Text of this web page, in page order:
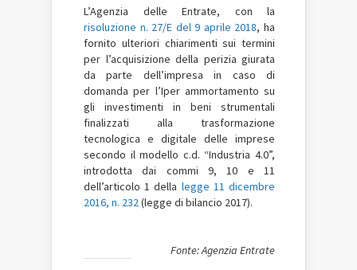
L’Agenzia delle Entrate, con la
risoluzione n. 27/E del 9 aprile 2018, ha
fornito ulteriori chiarimenti sui termini
per l’acquisizione della perizia giurata
da parte dell’impresa in caso di
domanda per l’Iper ammortamento su
gli investimenti in beni strumentali
finalizzati alla trasformazione
tecnologica e digitale delle imprese
secondo il modello c.d. “Industria 4.0”,
introdotta dai commi 9, 10 e 11
dell’articolo 1 della legge 11 dicembre
2016, n. 232(legge di bilancio 2017).
Fonte: Agenzia Entrate